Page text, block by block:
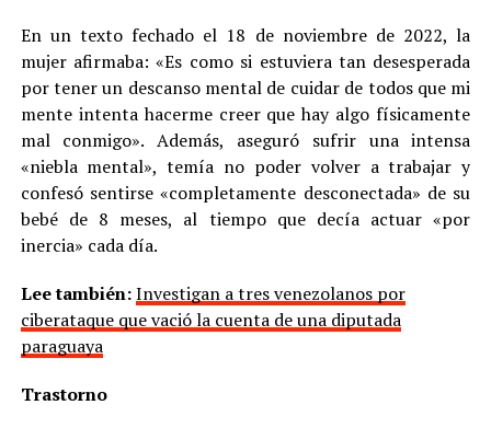
En un texto fechado el 18 de noviembre de 2022, la
mujer afirmaba: «Es como si estuviera tan desesperada
por tener un descanso mental de cuidar de todos que mi
mente intenta hacerme creer que hay algo físicamente
mal conmigo». Además, aseguró sufrir una intensa
«niebla mental», temía no poder volver a trabajar y
confesó sentirse «completamente desconectada» de su
bebé de 8 meses, al tiempo que decía actuar «por
inercia» cada día.
Lee también:Investigan a tres venezolanos por
ciberataque que vació la cuenta de una diputada
paraguaya
Trastorno